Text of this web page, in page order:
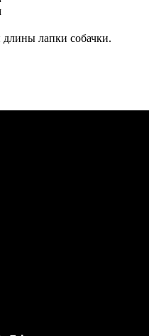
длины лапки собачки.